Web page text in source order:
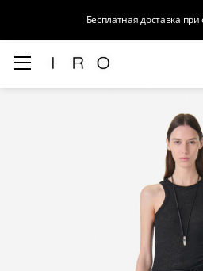
Бесплатная доставка